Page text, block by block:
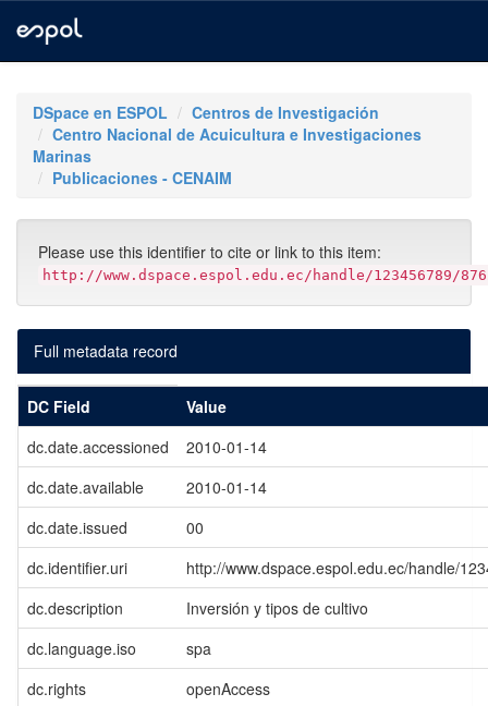
navigationDSpace en ESPOL
Centros de Investigación
Centro Nacional de Acuicultura e Investigaciones
Marinas
Publicaciones - CENAIM
Please use this identifier to cite or link to this item:
http://www.dspace.espol.edu.ec/handle/123456789/
Full metadata record
DC Field
Value
dc.date.accessioned
2010-01-14
dc.date.available
2010-01-14
dc.date.issued
00
dc.identifier.uri
http://www.dspace.espol.edu.ec/handle/
dc.description
Inversión y tipos de cultivo
dc.language.iso
spa
dc.rights
openAccess